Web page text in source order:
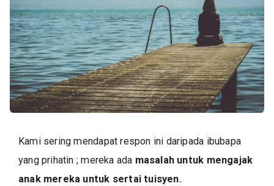
Kami sering mendapat respon ini daripada ibubapa
yang prihatin ; mereka ada masalah untuk mengajak
anak mereka untuk sertai tuisyen.